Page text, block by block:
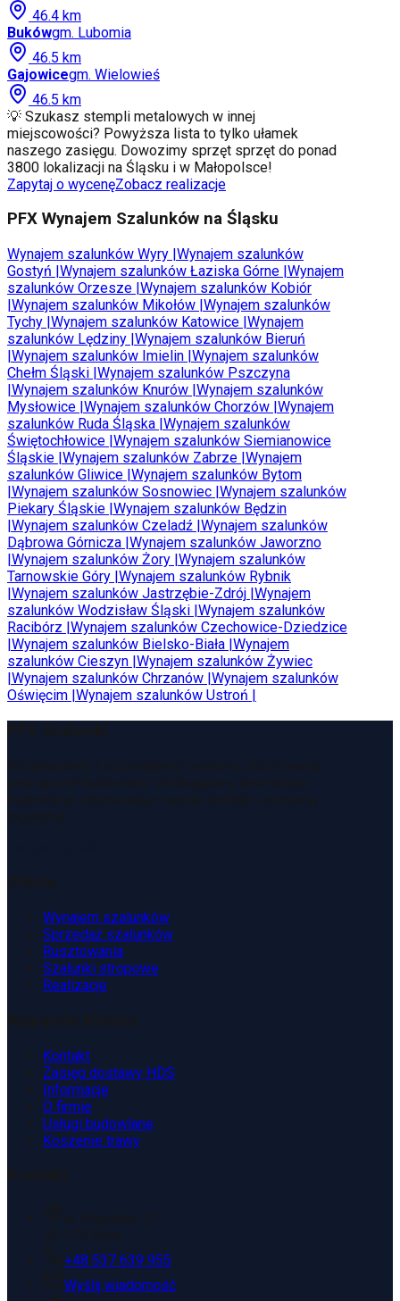
46.4 km
Bukówgm. Lubomia
46.5 km
Gajowicegm. Wielowieś
46.5 km
💡 Szukasz stempli metalowych w innej
miejscowości? Powyższa lista to tylko ułamek
naszego zasięgu. Dowozimy sprzęt sprzęt do ponad
3800 lokalizacji na Śląsku i w Małopolsce!
Zapytaj o wycenęZobacz realizacje
PFX Wynajem Szalunków na Śląsku
Wynajem szalunków Wyry Wynajem szalunków
Gostyń Wynajem szalunków Łaziska Górne Wynajem
szalunków Orzesze Wynajem szalunków Kobiór
Wynajem szalunków Mikołów Wynajem szalunków
Tychy Wynajem szalunków Katowice Wynajem
szalunków Lędziny Wynajem szalunków Bieruń
Wynajem szalunków Imielin Wynajem szalunków
Chełm Śląski Wynajem szalunków Pszczyna
Wynajem szalunków Knurów Wynajem szalunków
Mysłowice Wynajem szalunków Chorzów Wynajem
szalunków Ruda Śląska Wynajem szalunków
Świętochłowice Wynajem szalunków Siemianowice
Śląskie Wynajem szalunków Zabrze Wynajem
szalunków Gliwice Wynajem szalunków Bytom
Wynajem szalunków Sosnowiec Wynajem szalunków
Piekary Śląskie Wynajem szalunków Będzin
Wynajem szalunków Czeladź Wynajem szalunków
Dąbrowa Górnicza Wynajem szalunków Jaworzno
Wynajem szalunków Żory Wynajem szalunków
Tarnowskie Góry Wynajem szalunków Rybnik
Wynajem szalunków Jastrzębie-Zdrój Wynajem
szalunków Wodzisław Śląski Wynajem szalunków
Racibórz Wynajem szalunków Czechowice-Dziedzice
Wynajem szalunków Bielsko-Biała Wynajem
szalunków Cieszyn Wynajem szalunków Żywiec
Wynajem szalunków Chrzanów Wynajem szalunków
Oświęcim Wynajem szalunków Ustroń
Wynajem szalunków
Sprzedaż szalunków
Rusztowania
Szalunki stropowe
Realizacje
Kontakt
Zasięg dostawy HDS
Informacje
O firmie
Usługi budowlane
Koszenie trawy
+48 537 639 955
Wyślij wiadomość